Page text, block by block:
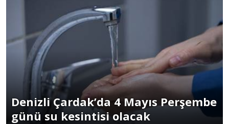
Denizli Çardak’da 4 Mayıs Perşembe
günü su kesintisi olacak